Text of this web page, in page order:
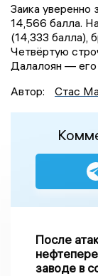
Заика уверенно
14,566 балла.
(14,333 балла),
Четвёртую
Далалоян — его
Автор:
Стас
После
заводе в